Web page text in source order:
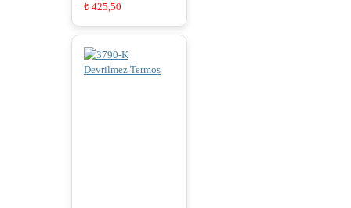
₺ 425,50